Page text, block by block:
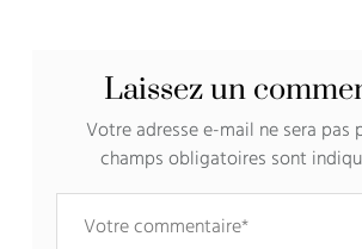
Laissez un
Votre adresse e-mail ne sera pas
champs obligatoires sont